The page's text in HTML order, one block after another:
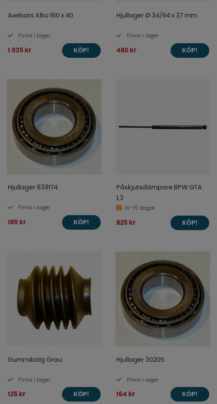
Axelsats Alko 160 x 40
Finns i lager
1 935 kr KÖP!
Hjullager Ø 34/64 x 37 mm
Finns i lager
480 kr KÖP!
Hjullager 639174
Finns i lager
189 kr KÖP!
Påskjutsdämpare BPW GTA
1,3
10-15 dagar
825 kr KÖP!
Gummibälg Grau
Finns i lager
125 kr KÖP!
Hjullager 30205
Finns i lager
164 kr KÖP!